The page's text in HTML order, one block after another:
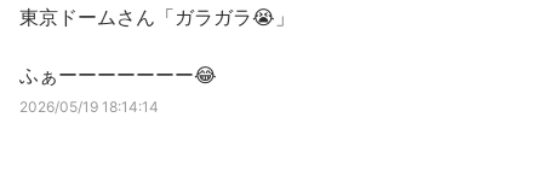
東京ドームさん「ガラガラ😭」
ふぁーーーーーーー😂
2026/05/19 18:14:14